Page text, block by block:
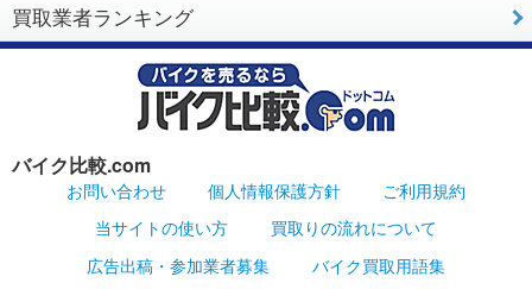
買取業者ランキング
バイク比較.com
お問い合わせ 個人情報保護方針
ご利用規約
当サイトの使い方
買取りの流れについて
広告出稿・参加業者募集
バイク買取用語集